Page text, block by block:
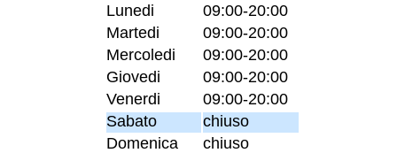
Lunedi
09:00-20:00
Martedi
09:00-20:00
Mercoledi
09:00-20:00
Giovedi
09:00-20:00
Venerdi
09:00-20:00
Sabato
chiuso
Domenica
chiuso